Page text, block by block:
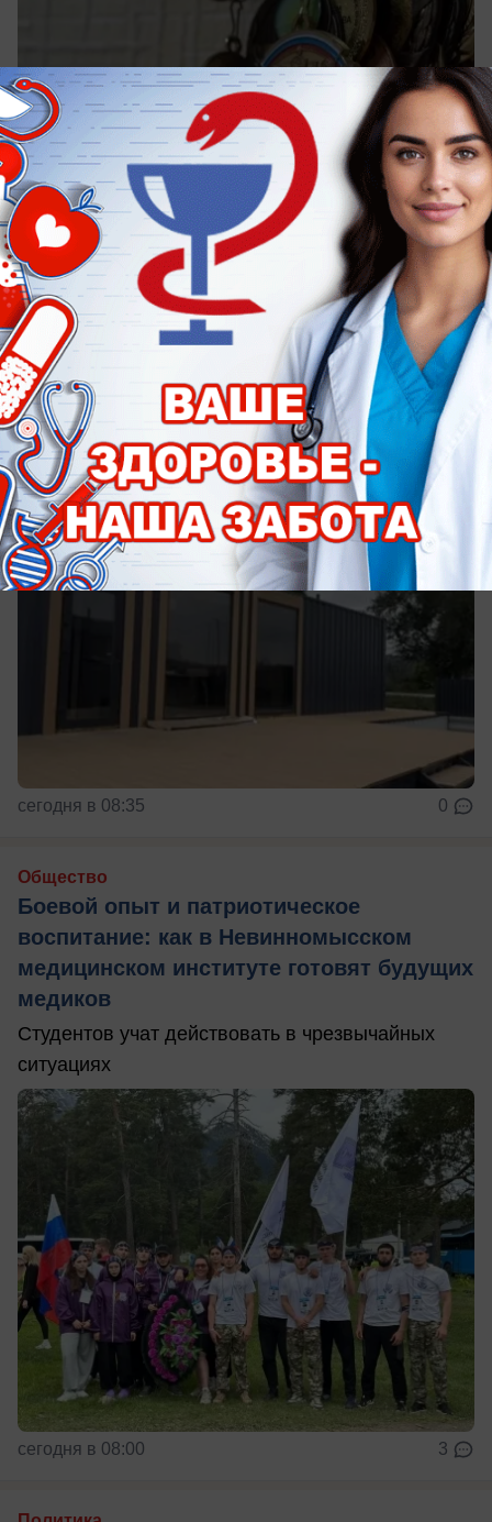
сегодня в 09:10 1
Недвижимость
Самый дорогой контейнерный дом в
России продают в Ставрополье за 6,5
миллиона рублей
Что внутри
сегодня в 08:35 0
Общество
Боевой опыт и патриотическое
воспитание: как в Невинномысском
медицинском институте готовят будущих
медиков
Студентов учат действовать в чрезвычайных
ситуациях
сегодня в 08:00 3